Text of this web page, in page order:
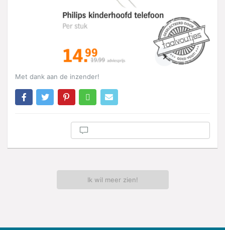
Met dank aan de inzender!
Ik wil meer zien!